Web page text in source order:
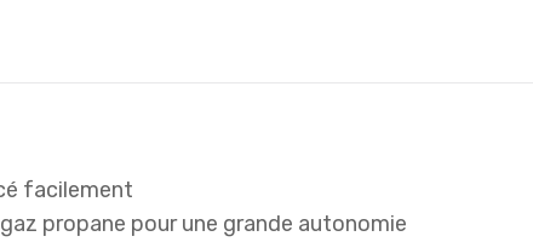
facilement
propane pour une grande autonomie